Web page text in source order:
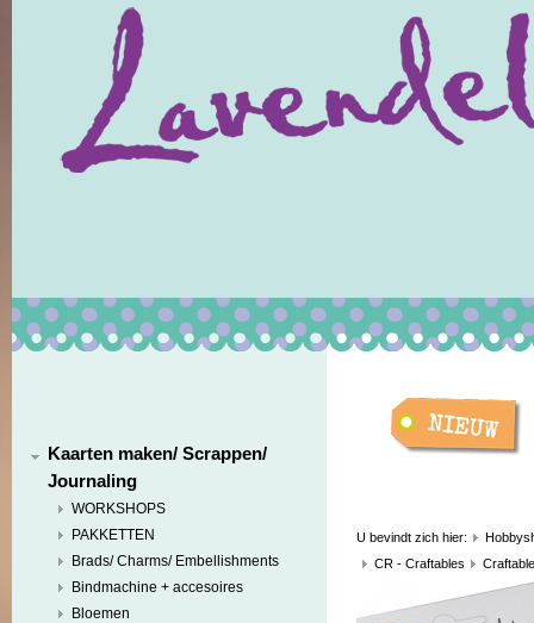
Kaarten maken/ Scrappen/
Journaling
WORKSHOPS
PAKKETTEN
Brads/ Charms/ Embellishments
Bindmachine + accesoires
Bloemen
U bevindt zich hier:
CR - Craftables